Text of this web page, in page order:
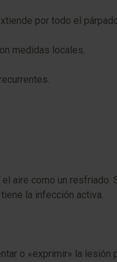
por todo el
medidas locales.
aire como un
la infección activa.
o «exprimir» la